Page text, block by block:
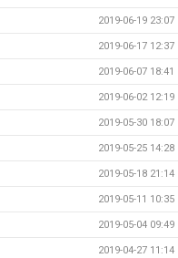
2019-06-19 23:07
2019-06-17 12:37
2019-06-07 18:41
2019-06-02 12:19
2019-05-30 18:07
2019-05-25 14:28
2019-05-18 21:14
2019-05-11 10:35
2019-05-04 09:49
2019-04-27 11:14